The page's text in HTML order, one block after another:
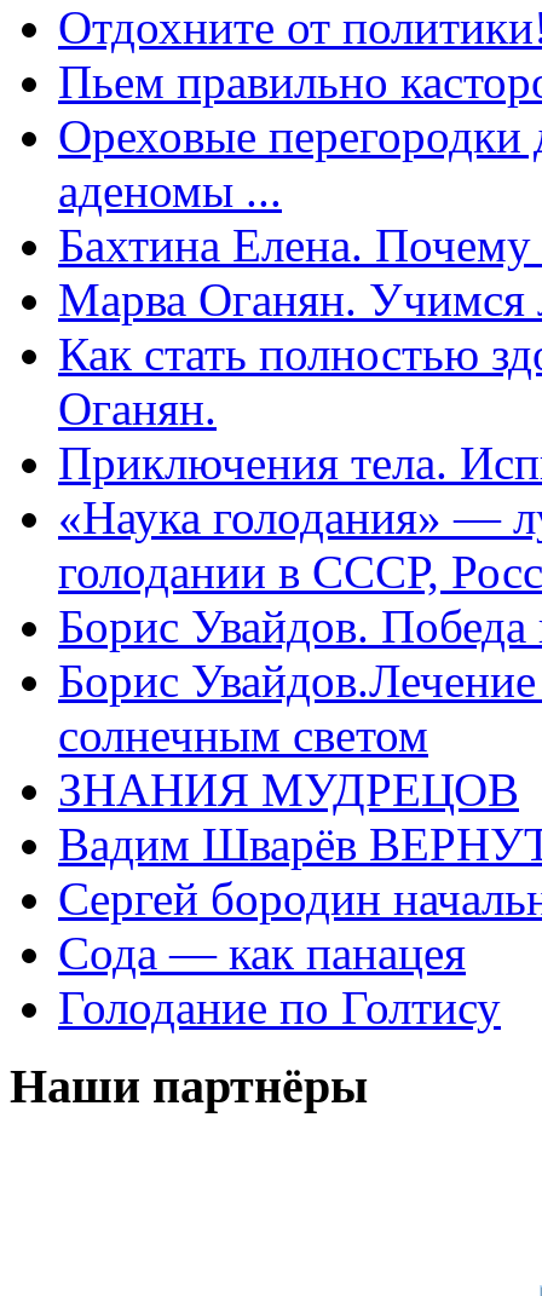
Отдохните от
Пьем правильно
Ореховые перегородки
аденомы ...
Бахтина Елена.
Марва Оганян. Учимся
Как стать полностью
Оганян.
Приключения тела.
«Наука голодания» —
голодании в СССР,
Борис Увайдов.
Борис
солнечным светом
ЗНАНИЯ МУДРЕЦОВ
Вадим Шварёв
Сергей бородин
Сода — как панацея
Голодание по Голтису
Наши партнёры